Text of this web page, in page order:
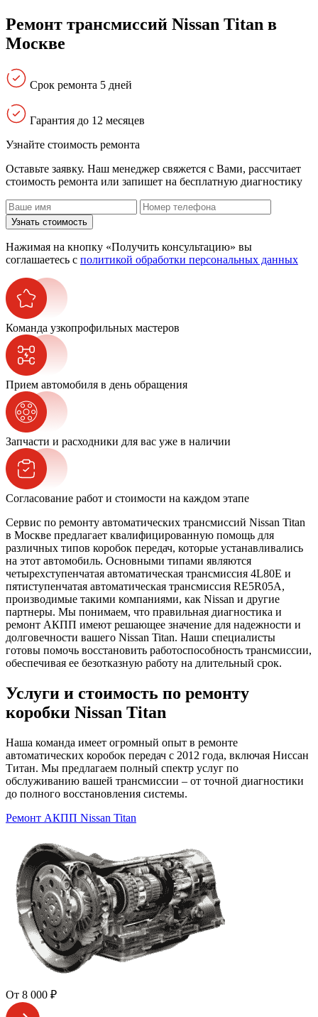
Ремонт трансмиссий Nissan Titan в
Москве
Срок ремонта 5 дней
Гарантия до 12 месяцев
Узнайте стоимость ремонта
Оставьте заявку. Наш менеджер свяжется с Вами, расcчитает
стоимость ремонта или запишет на бесплатную диагностику
Узнать стоимость
Нажимая на кнопку «Получить консультацию» вы
соглашаетесь с политикой обработки персональных данных
Команда узкопрофильных мастеров
Прием автомобиля в день обращения
Запчасти и расходники для вас уже в наличии
Согласование работ и стоимости на каждом этапе
Сервис по ремонту автоматических трансмиссий Nissan Titan
в Москве предлагает квалифицированную помощь для
различных типов коробок передач, которые устанавливались
на этот автомобиль. Основными типами являются
четырехступенчатая автоматическая трансмиссия 4L80E и
пятиступенчатая автоматическая трансмиссия RE5R05A,
производимые такими компаниями, как Nissan и другие
партнеры. Мы понимаем, что правильная диагностика и
ремонт АКПП имеют решающее значение для надежности и
долговечности вашего Nissan Titan. Наши специалисты
готовы помочь восстановить работоспособность трансмиссии,
обеспечивая ее безотказную работу на длительный срок.
Услуги и стоимость по ремонту
коробки Nissan Titan
Наша команда имеет огромный опыт в ремонте
автоматических коробок передач с 2012 года, включая Ниссан
Титан. Мы предлагаем полный спектр услуг по
обслуживанию вашей трансмиссии – от точной диагностики
до полного восстановления системы.
Ремонт АКПП Nissan Titan
От 8 000 ₽